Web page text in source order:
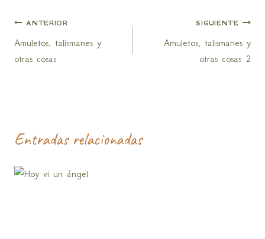
Navegación
de
ANTERIOR
Amuletos, talismanes y
otras cosas
SIGUIENTE
Amuletos, talismanes y
otras cosas 2
Entradas relacionadas